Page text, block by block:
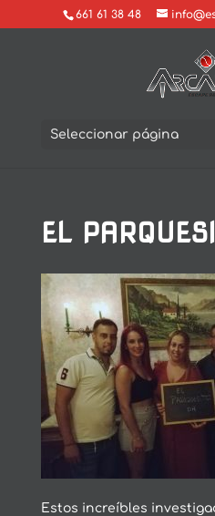
661 61 38 48
Seleccionar página
EL
Estos increíbles